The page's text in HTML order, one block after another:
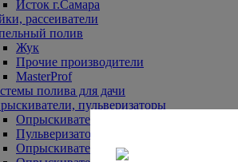
Исток г.Самара
рассеиватели
полив
Жук
Прочие производители
MasterProf
полива для дачи
пульверизаторы
Опрыскиватели аккумуляторные
Пульверизаторы прочие
Опрыскиватели Урожайная сотка